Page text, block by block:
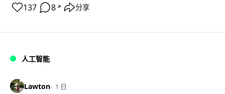
137 8 ↗ 分享
人工智能
Lawton 1 日